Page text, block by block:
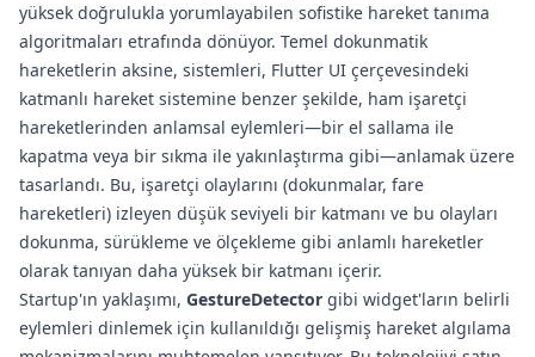
yüksek doğrulukla yorumlayabilen sofistike hareket tanıma
algoritmaları etrafında dönüyor. Temel dokunmatik
hareketlerin aksine, sistemleri, Flutter UI çerçevesindeki
katmanlı hareket sistemine benzer şekilde, ham işaretçi
hareketlerinden anlamsal eylemleri—bir el sallama ile
kapatma veya bir sıkma ile yakınlaştırma gibi—anlamak üzere
tasarlandı. Bu, işaretçi olaylarını (dokunmalar, fare
hareketleri) izleyen düşük seviyeli bir katmanı ve bu olayları
dokunma, sürükleme ve ölçekleme gibi anlamlı hareketler
olarak tanıyan daha yüksek bir katmanı içerir.
Startup'ın yaklaşımı, GestureDetector gibi widget'ların belirli
eylemleri dinlemek için kullanıldığı gelişmiş hareket algılama